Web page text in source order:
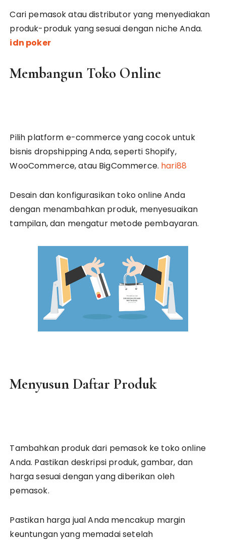
Cari pemasok atau distributor yang menyediakan
produk-produk yang sesuai dengan niche Anda.
idn poker
Membangun Toko Online
Pilih platform e-commerce yang cocok untuk
bisnis dropshipping Anda, seperti Shopify,
WooCommerce, atau BigCommerce. hari88
Desain dan konfigurasikan toko online Anda
dengan menambahkan produk, menyesuaikan
tampilan, dan mengatur metode pembayaran.
Menyusun Daftar Produk
Tambahkan produk dari pemasok ke toko online
Anda. Pastikan deskripsi produk, gambar, dan
harga sesuai dengan yang diberikan oleh
pemasok.
Pastikan harga jual Anda mencakup margin
keuntungan yang memadai setelah